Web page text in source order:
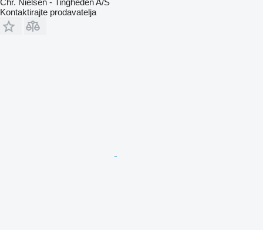
Kontaktirajte prodavatelja